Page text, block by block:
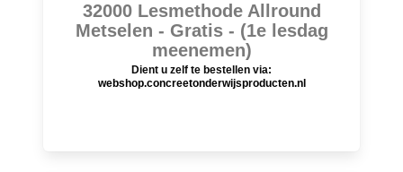
32000 Lesmethode Allround
Metselen - Gratis - (1e lesdag
meenemen)
Dient u zelf te bestellen via:
webshop.concreetonderwijsproducten.nl